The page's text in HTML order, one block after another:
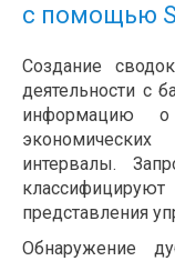
с помощью
Создание
деятельности с
информацию о
интервалы.
представления
Обнаружение